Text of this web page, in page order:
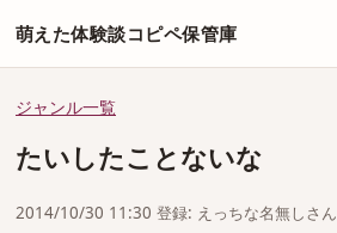
萌えた体験談コピペ保管庫
ジャンル一覧
たいしたことないな
2014/10/30 11:30 登録: えっちな名無しさん